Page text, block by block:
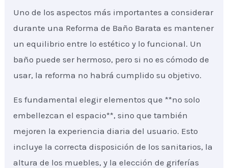
Uno de los aspectos más importantes a considerar
durante una Reforma de Baño Barata es mantener
un equilibrio entre lo estético y lo funcional. Un
baño puede ser hermoso, pero si no es cómodo de
usar, la reforma no habrá cumplido su objetivo.
Es fundamental elegir elementos que **no solo
embellezcan el espacio**, sino que también
mejoren la experiencia diaria del usuario. Esto
incluye la correcta disposición de los sanitarios, la
altura de los muebles, y la elección de griferías